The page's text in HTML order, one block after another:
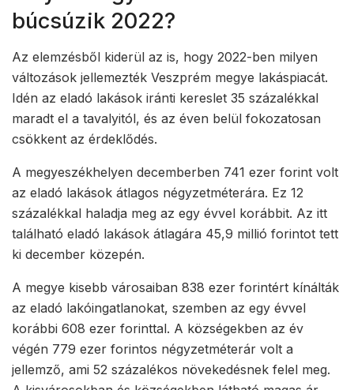
búcsúzik 2022?
Az elemzésből kiderül az is, hogy 2022-ben milyen
változások jellemezték Veszprém megye lakáspiacát.
Idén az eladó lakások iránti kereslet 35 százalékkal
maradt el a tavalyitól, és az éven belül fokozatosan
csökkent az érdeklődés.
A megyeszékhelyen decemberben 741 ezer forint volt
az eladó lakások átlagos négyzetméterára. Ez 12
százalékkal haladja meg az egy évvel korábbit. Az itt
található eladó lakások átlagára 45,9 millió forintot tett
ki december közepén.
A megye kisebb városaiban 838 ezer forintért kínálták
az eladó lakóingatlanokat, szemben az egy évvel
korábbi 608 ezer forinttal. A községekben az év
végén 779 ezer forintos négyzetméterár volt a
jellemző, ami 52 százalékos növekedésnek felel meg.